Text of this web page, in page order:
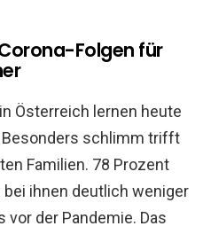
Folgen für
Österreich lernen heute
Besonders schlimm trifft
Familien. 78 Prozent
ihnen deutlich weniger
der Pandemie. Das